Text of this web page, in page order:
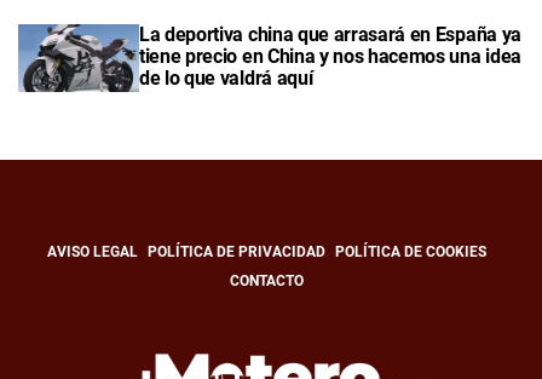
La deportiva china que arrasará en España ya
tiene precio en China y nos hacemos una idea
de lo que valdrá aquí
AVISO LEGAL POLÍTICA DE PRIVACIDAD
POLÍTICA DE COOKIES
CONTACTO